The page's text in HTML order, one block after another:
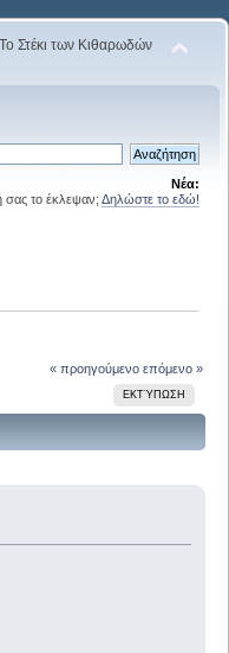
Το Στέκι των Κιθαρωδών
Νέα:
σας το έκλεψαν; Δηλώστε το εδώ!
« προηγούμενο επόμενο »
ΕΚΤΎΠΩΣΗ